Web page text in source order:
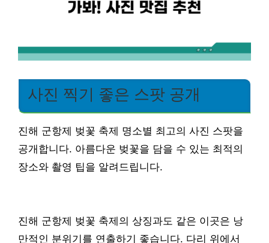
사진 찍기 좋은 스팟 공개
진해 군항제 벚꽃 축제 명소별 최고의 사진 스팟을
공개합니다. 아름다운 벚꽃을 담을 수 있는 최적의
장소와 촬영 팁을 알려드립니다.
진해 군항제 벚꽃 축제의 상징과도 같은 이곳은 낭
만적인 분위기를 연출하기 좋습니다. 다리 위에서